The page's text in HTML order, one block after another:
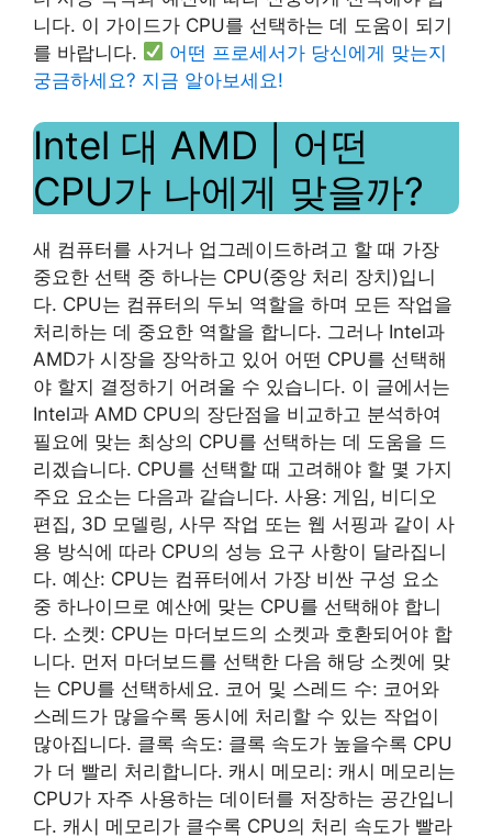
니다. 이 가이드가 CPU를 선택하는 데 도움이 되기
를 바랍니다.
어떤 프로세서가 당신에게 맞는지
궁금하세요? 지금 알아보세요!
Intel 대 AMD | 어떤
CPU가 나에게 맞을까?
새 컴퓨터를 사거나 업그레이드하려고 할 때 가장
중요한 선택 중 하나는 CPU(중앙 처리 장치)입니
다. CPU는 컴퓨터의 두뇌 역할을 하며 모든 작업을
처리하는 데 중요한 역할을 합니다. 그러나 Intel과
AMD가 시장을 장악하고 있어 어떤 CPU를 선택해
야 할지 결정하기 어려울 수 있습니다. 이 글에서는
Intel과 AMD CPU의 장단점을 비교하고 분석하여
필요에 맞는 최상의 CPU를 선택하는 데 도움을 드
리겠습니다. CPU를 선택할 때 고려해야 할 몇 가지
주요 요소는 다음과 같습니다. 사용: 게임, 비디오
편집, 3D 모델링, 사무 작업 또는 웹 서핑과 같이 사
용 방식에 따라 CPU의 성능 요구 사항이 달라집니
다. 예산: CPU는 컴퓨터에서 가장 비싼 구성 요소
중 하나이므로 예산에 맞는 CPU를 선택해야 합니
다. 소켓: CPU는 마더보드의 소켓과 호환되어야 합
니다. 먼저 마더보드를 선택한 다음 해당 소켓에 맞
는 CPU를 선택하세요. 코어 및 스레드 수: 코어와
스레드가 많을수록 동시에 처리할 수 있는 작업이
많아집니다. 클록 속도: 클록 속도가 높을수록 CPU
가 더 빨리 처리합니다. 캐시 메모리: 캐시 메모리는
CPU가 자주 사용하는 데이터를 저장하는 공간입니
다. 캐시 메모리가 클수록 CPU의 처리 속도가 빨라